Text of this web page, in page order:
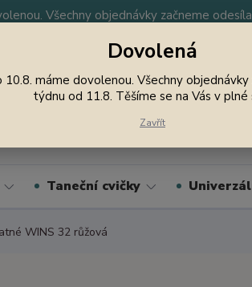
Všechny objednávky začneme
Nevíte si rady? Zavolejte.
Taneční cvičky
WINS 32 růžová
Dovolená
10.8. máme dovolenou. Všechny
týdnu od 11.8. Těšíme se na Vás v plné
Zavřít